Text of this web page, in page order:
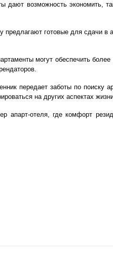
дают возможность экономить,
предлагают готовые для сдачи
могут обеспечить
передает заботы по
на других аспектах
апарт-отеля, где комфорт